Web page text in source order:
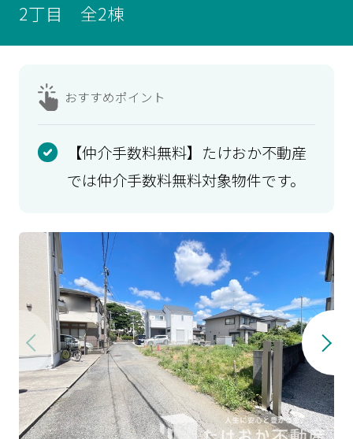
2丁目 全2棟
おすすめポイント
【仲介手数料無料】たけおか不動産
では仲介手数料無料対象物件です。